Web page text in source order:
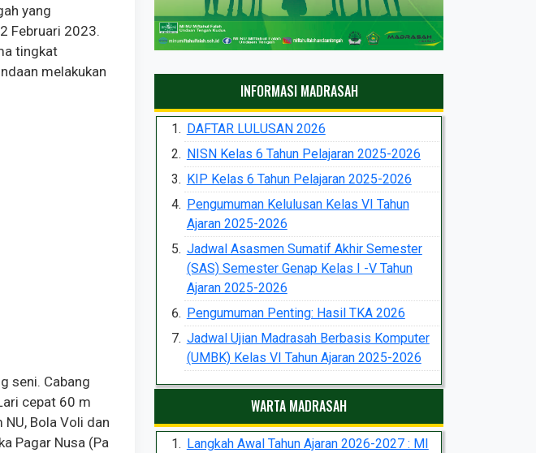
yang
Februari 2023.
tingkat
melakukan
seni. Cabang
cepat 60 m
NU, Bola Voli dan
Pagar Nusa (Pa
INFORMASI MADRASAH
DAFTAR LULUSAN 2026
NISN Kelas 6 Tahun Pelajaran 2025-2026
KIP Kelas 6 Tahun Pelajaran 2025-2026
Pengumuman Kelulusan Kelas VI Tahun
Ajaran 2025-2026
Jadwal Asasmen Sumatif Akhir Semester
(SAS) Semester Genap Kelas I -V Tahun
Ajaran 2025-2026
Pengumuman Penting: Hasil TKA 2026
Jadwal Ujian Madrasah Berbasis Komputer
(UMBK) Kelas VI Tahun Ajaran 2025-2026
WARTA MADRASAH
Langkah Awal Tahun Ajaran 2026-2027 : MI